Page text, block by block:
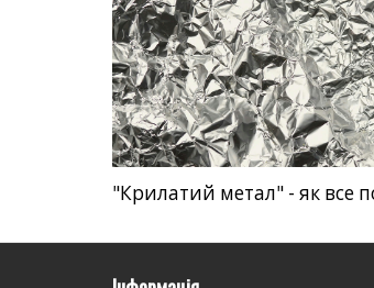
"Крилатий метал" - як все